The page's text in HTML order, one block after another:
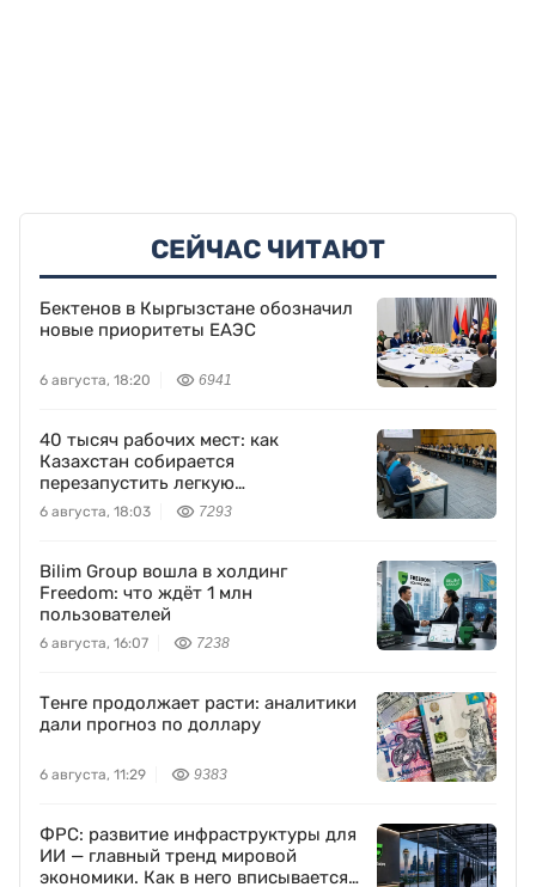
СЕЙЧАС ЧИТАЮТ
Бектенов в Кыргызстане обозначил
новые приоритеты ЕАЭС
6 августа, 18:20 6941
40 тысяч рабочих мест: как
Казахстан собирается
перезапустить легкую
промышленность
6 августа, 18:03 7293
Bilim Group вошла в холдинг
Freedom: что ждёт 1 млн
пользователей
6 августа, 16:07 7238
Тенге продолжает расти: аналитики
дали прогноз по доллару
6 августа, 11:29 9383
ФРС: развитие инфраструктуры для
ИИ — главный тренд мировой
экономики. Как в него вписывается